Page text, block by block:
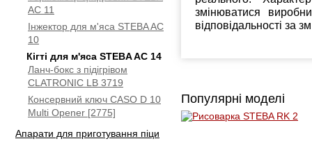
AC 11
Інжектор для м'яса STEBA AC
10
Кігті для м'яса STEBA AC 14
Ланч-бокс з підігрівом
CLATRONIC LB 3719
Консервний ключ CASO D 10
Multi Opener [2775]
Апарати для приготування піци
змінюватися
відповідальності за
Популярні моделі